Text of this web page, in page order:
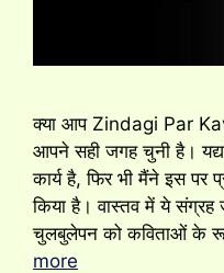
क्या आप Zindagi Par
आपने सही जगह चुनी है।
कार्य है, फिर भी मैंने इस पर
किया है। वास्तव में ये
चुलबुलेपन को कविताओं के
more